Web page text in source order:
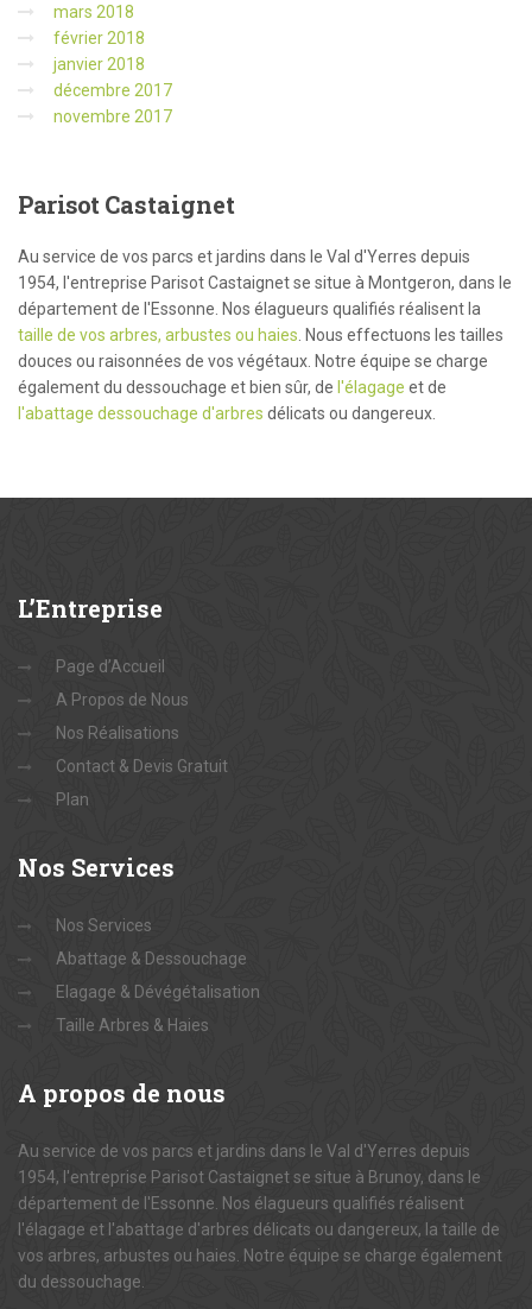
mars 2018
février 2018
janvier 2018
décembre 2017
novembre 2017
Parisot Castaignet
Au service de vos parcs et jardins dans le Val d'Yerres depuis
1954, l'entreprise Parisot Castaignet se situe à Montgeron, dans le
département de l'Essonne. Nos élagueurs qualifiés réalisent la
taille de vos arbres, arbustes ou haies . Nous effectuons les tailles
douces ou raisonnées de vos végétaux. Notre équipe se charge
également du dessouchage et bien sûr, de l'élagage et de
l'abattage dessouchage d'arbres délicats ou dangereux.
L’Entreprise
Page d’Accueil
A Propos de Nous
Nos Réalisations
Contact & Devis Gratuit
Plan
Nos Services
Nos Services
Abattage & Dessouchage
Elagage & Dévégétalisation
Taille Arbres & Haies
A propos de nous
Au service de vos parcs et jardins dans le Val d'Yerres depuis
1954, l'entreprise Parisot Castaignet se situe à Brunoy, dans le
département de l'Essonne. Nos élagueurs qualifiés réalisent
l'élagage et l'abattage d'arbres délicats ou dangereux, la taille de
vos arbres, arbustes ou haies. Notre équipe se charge également
du dessouchage.